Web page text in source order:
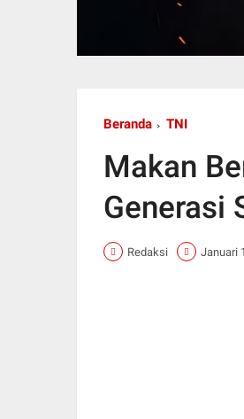
Beranda TNI
Makan
Generasi
Redaksi Januari